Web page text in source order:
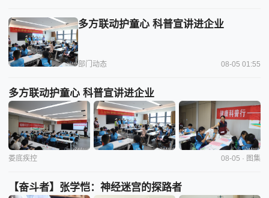
多方联动护童心 科普宣讲进企业
部门动态 08-05 01:55
多方联动护童心 科普宣讲进企业
娄底疾控 08-05 · 图集
【奋斗者】张学恺：神经迷宫的探路者